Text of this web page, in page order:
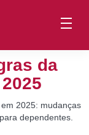
da
2025: mudanças
dependentes.